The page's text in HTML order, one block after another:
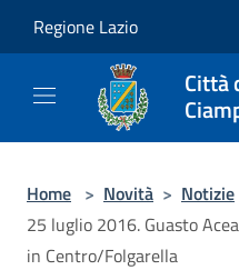
Regione Lazio
Città
Home > Novità > Notizie
25 luglio 2016. Guasto
in Centro/Folgarella